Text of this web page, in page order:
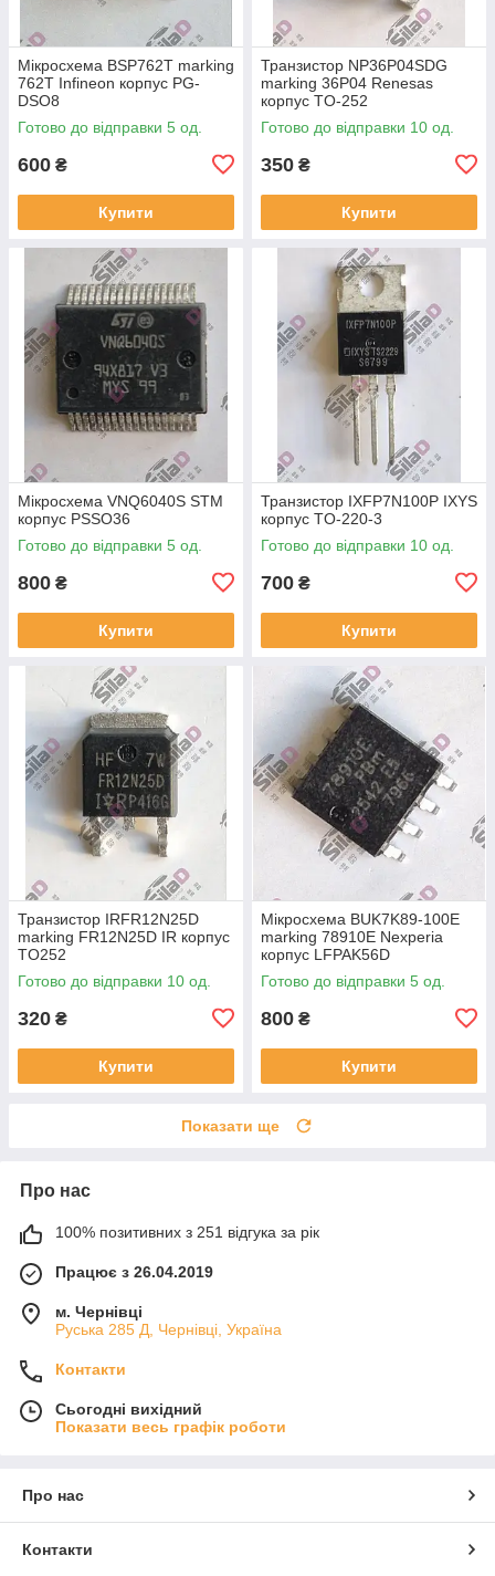
Мікросхема BSP762T marking
762T Infineon корпус PG-
DSO8
Готово до відправки 5 од.
600 ₴
Купити
Транзистор NP36P04SDG
marking 36P04 Renesas
корпус TO-252
Готово до відправки 10 од.
350 ₴
Купити
Мікросхема VNQ6040S STM
корпус PSSO36
Готово до відправки 5 од.
800 ₴
Купити
Транзистор IXFP7N100P IXYS
корпус TO-220-3
Готово до відправки 10 од.
700 ₴
Купити
Транзистор IRFR12N25D
marking FR12N25D IR корпус
TO252
Готово до відправки 10 од.
320 ₴
Купити
Мікросхема BUK7K89-100E
marking 78910E Nexperia
корпус LFPAK56D
Готово до відправки 5 од.
800 ₴
Купити
Показати ще
Про нас
100% позитивних з 251 відгука за рік
Працює з 26.04.2019
м. Чернівці
Руська 285 Д, Чернівці, Україна
Контакти
Сьогодні вихідний
Показати весь графік роботи
Про нас
Контакти